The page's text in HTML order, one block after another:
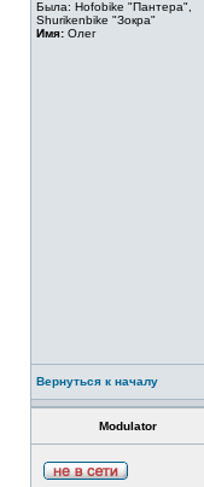
Была: Hofobike "Пантера",
Shurikenbike "Зокра"
Имя: Олег
Вернуться к началу
Modulator